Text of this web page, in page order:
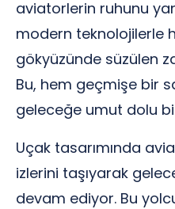
aviatorlerin ruhunu
modern teknolojilerle
gökyüzünde süzülen
Bu, hem geçmişe bir
geleceğe umut dolu
Uçak tasarımında
izlerini taşıyarak
devam ediyor. Bu